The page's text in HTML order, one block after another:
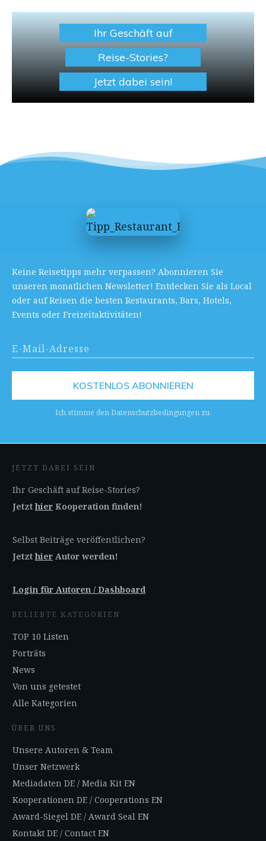
Ihr Geschäft auf
Reise-Stories?
Jetzt dabei sein!
Keine Reisetipps mehr verpassen? Abonnieren Sie
unseren monatlichen Newsletter! Entdecken Sie als Local
oder auf Reisen die besten Restaurants, Bars, Hotels,
Events oder Freizeitaktivitäten!
KOSTENLOS ABONNIEREN
Ich stimme den Datenschutzbedingungen zu.
JETZT DABEI SEIN
Ihr Geschäft auf Reise-Stories?
Jetzthier Kooperation finden!
Selbst Beiträge veröffentlichen?
Jetzthier Autor werden!
Login für Autoren / Dashboard
BELIEBTE KATEGORIEN
TOP 10 Listen
Porträts
News
Von uns getestet
Alle Kategorien
ÜBER UNS
Unsere Autoren & Team
Unser Netzwerk
Mediadaten DE / Media Kit EN
Kooperationen DE / Cooperations EN
Award-Siegel DE / Award Seal EN
Kontakt DE / Contact EN